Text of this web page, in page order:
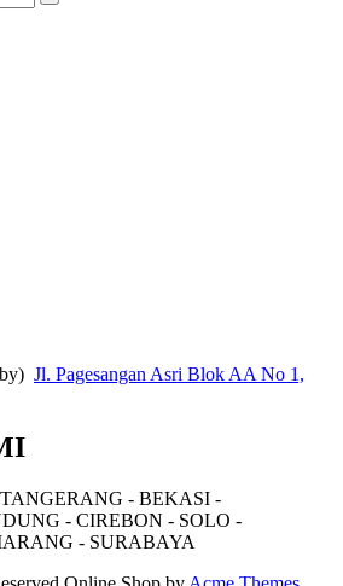
Jl. Pagesangan Asri Blok AA No 1,
- BEKASI -
- CIREBON - SOLO -
- SURABAYA